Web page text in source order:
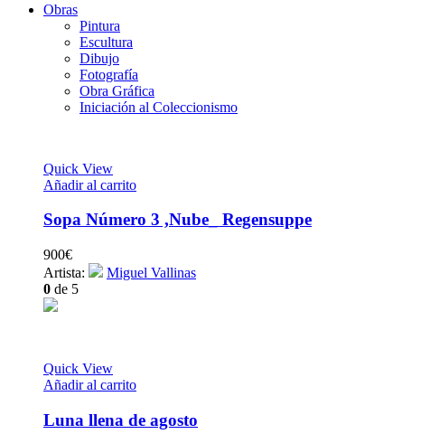
Obras
Pintura
Escultura
Dibujo
Fotografía
Obra Gráfica
Iniciación al Coleccionismo
Quick View
Añadir al carrito
Sopa Número 3 ,Nube_ Regensuppe
900€
Artista:
Miguel Vallinas
0 de 5
Quick View
Añadir al carrito
Luna llena de agosto